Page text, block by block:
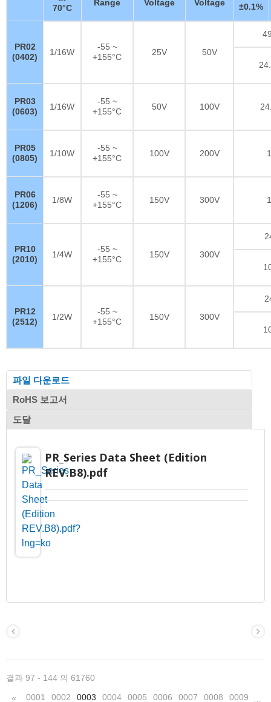
70°C
Range
Voltage
Voltage
±0.1%
PR02
(0402)
1/16W
-55 ~
+155°C
25V 50V
PR03
(0603)
1/16W
-55 ~
+155°C
50V 100V
PR05
(0805)
1/10W
-55 ~
+155°C
100V 200V
PR06
(1206)
1/8W
-55 ~
+155°C
150V 300V
PR10
(2010)
1/4W
-55 ~
+155°C
150V 300V
PR12
(2512)
1/2W
-55 ~
+155°C
150V 300V
파일 다운로드
RoHS 보고서
도달
PR_Series Data Sheet (Edition
REV.B8).pdf
결과 97 - 144 의 61760
« 0001 0002 0003 0004 0005 0006 0007 0008 0009